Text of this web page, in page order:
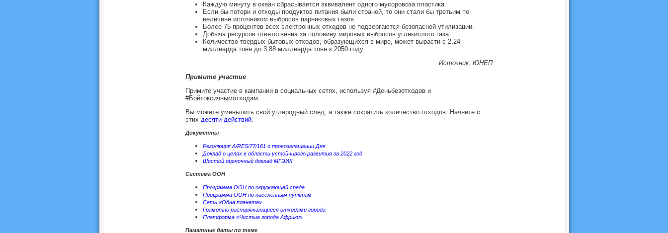
Каждую минуту в океан сбрасывается эквивалент одного мусоровоза пластика.
Если бы потери и отходы продуктов питания были страной, то они стали бы третьим по
величине источником выбросов парниковых газов.
Более 75 процентов всех электронных отходов не подвергаются безопасной утилизации.
Добыча ресурсов ответственна за половину мировых выбросов углекислого газа.
Количество твердых бытовых отходов, образующихся в мире, может вырасти с 2,24
миллиарда тонн до 3,88 миллиарда тонн к 2050 году.
Источник: ЮНЕП
Примите участие
Примите участие в кампании в социальных сетях, используя #Деньбезотходов и
#Бойтоксичнымотходам.
Вы можете уменьшить свой углеродный след, а также сократить количество отходов. Начните с
этих десяти действий.
Документы
Резолюция A/RES/77/161 о провозглашении Дня
Доклад о целях в области устойчивого развития за 2022 год
Шестой оценочный доклад МГЭИК
Система ООН
Программа ООН по окружающей среде
Программа ООН по населенным пунктам
Сеть «‎Одна планета»‎
Грамотно распоряжающиеся отходами города‎
Платформа «Чистые города Африки»
Памятные даты по теме